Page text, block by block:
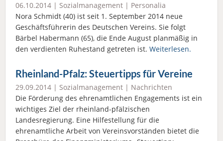
06.10.2014 | Sozialmanagement | Personalia
Nora Schmidt (40) ist seit 1. September 2014 neue
Geschäftsführerin des Deutschen Vereins. Sie folgt
Bärbel Habermann (65), die Ende August planmäßig in
den verdienten Ruhestand getreten ist. Weiterlesen.
Rheinland-Pfalz: Steuertipps für Vereine
29.09.2014 | Sozialmanagement | Nachrichten
Die Förderung des ehrenamtlichen Engagements ist ein
wichtiges Ziel der rheinland-pfälzischen
Landesregierung. Eine Hilfestellung für die
ehrenamtliche Arbeit von Vereinsvorständen bietet die